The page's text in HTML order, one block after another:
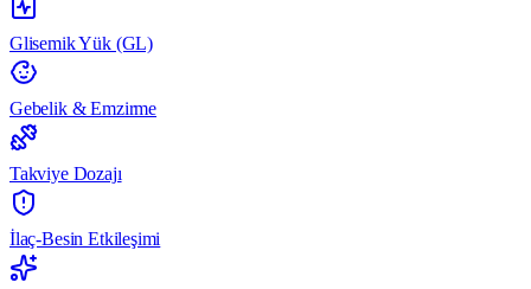
Glisemik Yük (GL)
Gebelik & Emzirme
Takviye Dozajı
İlaç-Besin Etkileşimi